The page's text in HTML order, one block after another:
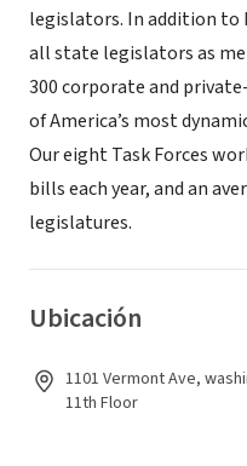
legislators. In addition
all state legislators as
300 corporate and
of America’s most
Our eight Task Forces
bills each year, and an
legislatures.
Ubicación
1101 Vermont Ave,
11th Floor